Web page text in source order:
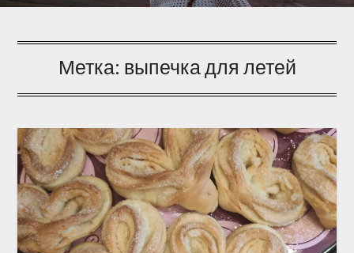
Метка: выпечка для летей